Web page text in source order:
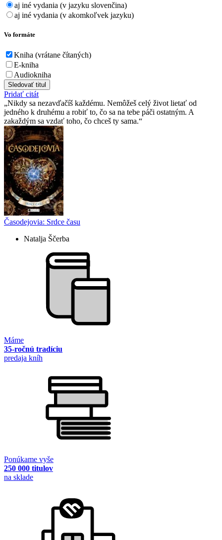
aj iné vydania (v jazyku slovenčina)
aj iné vydania (v akomkoľvek jazyku)
Vo formáte
Kniha (vrátane čítaných)
E-kniha
Audiokniha
Sledovať titul
Pridať citát
Nikdy sa nezavďačíš každému. Nemôžeš celý život lietať od
jedného k druhému a robiť to, čo sa na tebe páči ostatným. A
zakaždým sa vzdať toho, čo chceš ty sama.
Časodejovia: Srdce času
Natalja Ščerba
Máme
35-ročnú tradíciu
predaja kníh
Ponúkame vyše
250 000 titulov
na sklade